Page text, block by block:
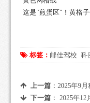
这是"煎蛋区"！黄格
标签： 邮佳驾校 科
上一篇： 2025年9
下一篇： 2025年